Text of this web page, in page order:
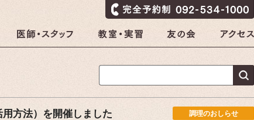
方法）を開催しました 調理のおしらせ